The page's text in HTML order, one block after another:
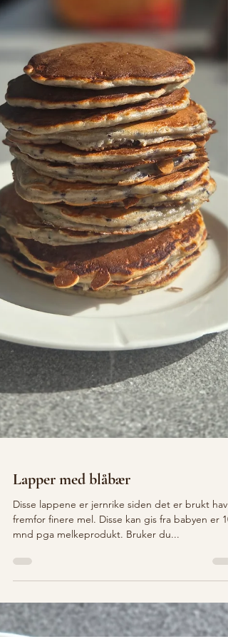
Lapper med blåbær
Disse lappene er jernrike siden det er brukt
mnd pga melkeprodukt. Bruker du...